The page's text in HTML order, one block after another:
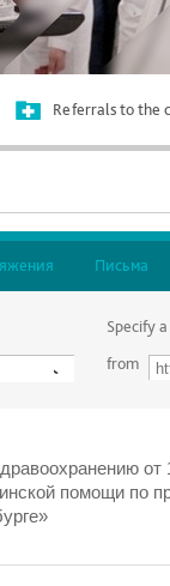
Referrals to the
Письма
Specify
from
помощи по